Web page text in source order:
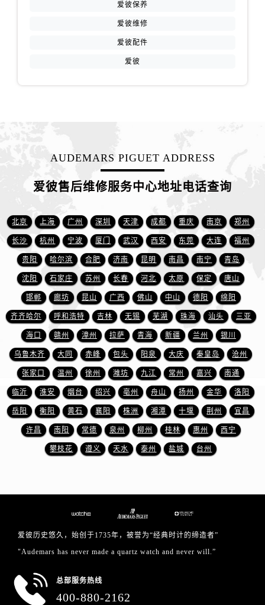
山东省莱芜市文化南路8号银座商城名表维修一楼名表维修爱彼售后服务中心（需提前预约）
山东省临沂市兰山区解放路爱彼售后服务中心（需提前预约）
山东省日照市东港区烟台路爱彼售后服务中心（需提前预约）
山东省泰安市泰山区财源街道泰山大街爱彼售后服务中心（需提前预约）
山东省威海市环翠区新威海路89号振华商厦一楼名表维修爱彼售后服务中心（需提前预约）
山东省潍坊市奎文区东风东街爱彼售后服务中心（需提前预约）
山东省枣庄市滕州市北辛路与善国路交叉口爱彼售后服务中心（需提前预约）
山东省淄博市张店区金晶大道爱彼售后服务中心（需提前预约）
上海市黄浦区南京东路299号宏伊国际广场写字楼8层806室爱彼售后服务中心（需提前预约）
上海市徐汇区虹桥路3号港汇中心2座37层3705室爱彼售后服务中心（需提前预约）
浙江省杭州市上城区钱江路1366号华润大厦A座5层503-5室爱彼售后服务中心（需提前预约）
浙江省湖州市吴兴区劳动路爱彼售后服务中心（需提前预约）
浙江省嘉兴市南湖区广益路705号嘉兴世界贸易中心A座13层1304室爱彼售后服务中心（需提前预约）
浙江省金华市金东区东市南街777号金华万达广场4号楼22楼2209室爱彼售后服务中心（需提前预约）
爱彼保养
爱彼维修
爱彼配件
爱彼
AUDEMARS PIGUET ADDRESS
爱彼售后维修服务中心地址电话查询
北京 上海 广州 深圳 天津 成都 重庆 南京 郑州
长沙 杭州 宁波 厦门 武汉 西安 东莞 大连 福州
贵阳 哈尔滨 合肥 济南 昆明 南昌 南宁 青岛
沈阳 石家庄 苏州 长春 河北 太原 保定 唐山
邯郸 廊坊 昆山 广西 佛山 中山 德阳 绵阳
齐齐哈尔 呼和浩特 吉林 无锡 芜湖 珠海 汕头 三亚
海口 赣州 漳州 拉萨 青海 新疆 兰州 银川
乌鲁木齐 大同 赤峰 包头 阳泉 大庆 秦皇岛 沧州
张家口 温州 徐州 潍坊 九江 常州 嘉兴 南通
临沂 淮安 烟台 绍兴 亳州 舟山 扬州 金华 洛阳
岳阳 衡阳 黄石 襄阳 株洲 湘潭 十堰 荆州 宜昌
许昌 南阳 常德 泉州 柳州 桂林 惠州 西宁
攀枝花 遵义 天水 泰州 盐城 台州
爱彼历史悠久，始创于1735年，被誉为“经典时计的缔造者”
"Audemars has never made a quartz watch and never will.”
总部服务热线
400-880-2162